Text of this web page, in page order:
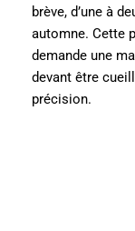
brève, d’une à
automne. Cette
demande une
devant être
précision.